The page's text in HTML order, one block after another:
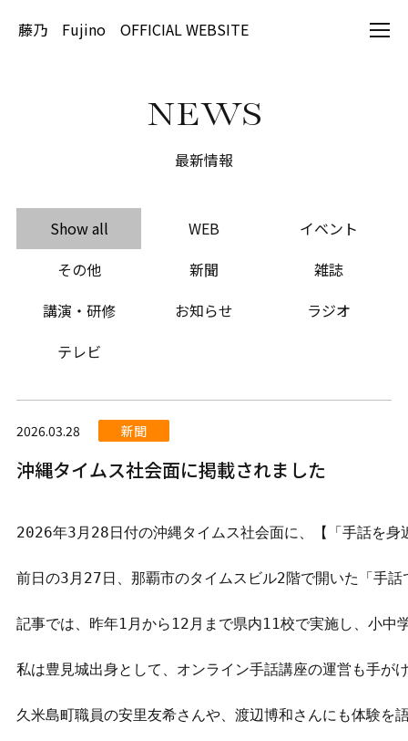
藤乃 Fujino OFFICIAL WEBSITE
NEWS
最新情報
Show all WEB
イベント
その他
新聞
雑誌
講演・研修
お知らせ
ラジオ
テレビ
2026.03.28 新聞
沖縄タイムス社会面に掲載されました
2026年3月28日付の沖縄タイムス社会面に、【「手話を
前日の3月27日、那覇市のタイムスビル2階で開いた「手
記事では、昨年1月から12月まで県内11校で実施し、小中
私は豊見城出身として、オンライン手話講座の運営も手が
久米島町職員の安里友希さんや、渡辺博和さんにも体験を